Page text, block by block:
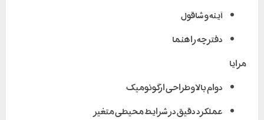
آینه و شاقول
دفترچه راهنما
مزایا
دوام بالا و طراحی ارگونومیک
عملکرد دقیق در شرایط محیطی متغیر